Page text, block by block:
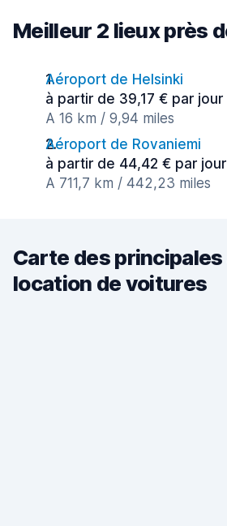
Meilleur 2 lieux près
Aéroport de Helsinki
à partir de 39,17 € par jour
A 16 km / 9,94 miles
Aéroport de Rovaniemi
à partir de 44,42 € par jour
A 711,7 km / 442,23 miles
Carte des
location de voitures